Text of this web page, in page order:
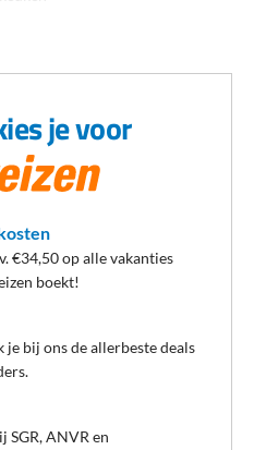
helpt je graag
behoefte aan actie? In Italië
vakantie. Je kunt jouw reis
appartementen tot luxe (all
assortiment van D-
keren de perfecte reis die bij je
ben je op zoek naar een
vliegticket naar Italië? In het
Kan je nog wel wat extra advies
je voor
€34,50 op alle vakanties
boekt!
bij ons de allerbeste deals
SGR, ANVR en